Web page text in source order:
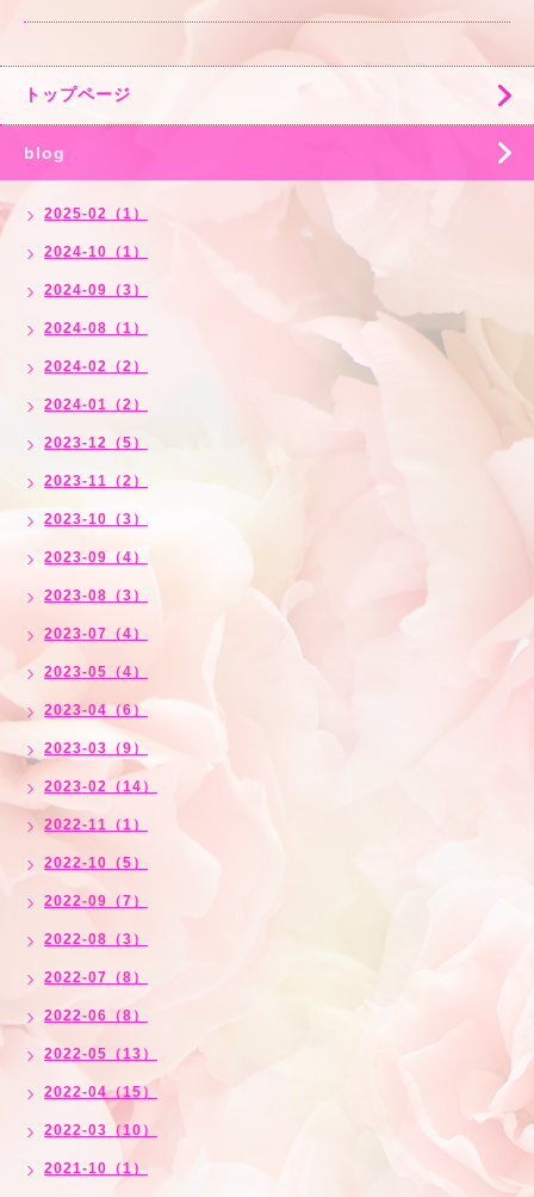
トップページ
blog
2025-02（1）
2024-10（1）
2024-09（3）
2024-08（1）
2024-02（2）
2024-01（2）
2023-12（5）
2023-11（2）
2023-10（3）
2023-09（4）
2023-08（3）
2023-07（4）
2023-05（4）
2023-04（6）
2023-03（9）
2023-02（14）
2022-11（1）
2022-10（5）
2022-09（7）
2022-08（3）
2022-07（8）
2022-06（8）
2022-05（13）
2022-04（15）
2022-03（10）
2021-10（1）